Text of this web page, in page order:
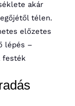
akár
télen.
előzetes
lépés –
festék